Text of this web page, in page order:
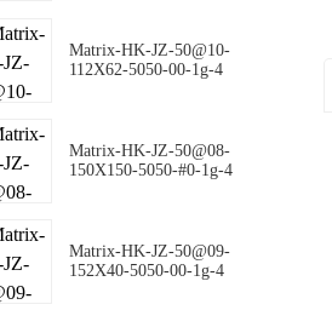
Matrix-HK-JZ-50@10-
112X62-5050-00-1g-4
Matrix-HK-JZ-50@08-
150X150-5050-#0-1g-4
Matrix-HK-JZ-50@09-
152X40-5050-00-1g-4